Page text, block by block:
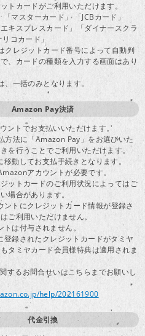
トカードがご利用いただけます。
「マスターカード」 「JCBカード」
エキスプレスカード」「ダイナースクラ
コカード」
クレジットカード番号によって自動判
、カードの種類を入力する画面はあり
一括のみとなります。
Amazon Pay決済
ントでお支払いいただけます。
方法に「Amazon Pay」をお選びいた
を行うことでご利用いただけます。
動してお支払手続きとなります。
アカウントが必要です。
ットカードのご利用状況によってはご
場合があります。
トにクレジットカード情報が登録さ
ご利用いただけません。
は付与されません。
録されたクレジットカードがタミヤ
タミヤカード会員様特典は適用されま
するお問合せいはこちらまでお願いし
help/202161900
代金引換